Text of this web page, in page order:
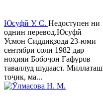
Юсуфӣ У. C. Недоступен ни
однин перевод.Юсуфӣ
Усмон Сиддиқзода 23-юми
сентябри соли 1982 дар
ноҳияи Бобоҷон Ғафуров
таваллуд шудааст. Миллаташ
тоҷик, ма...